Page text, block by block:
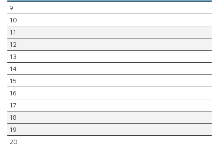
9
10
11
12
13
14
15
16
17
18
19
20